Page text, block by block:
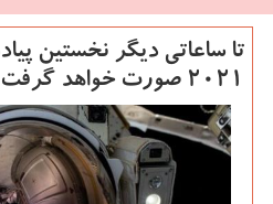
تا ساعاتی دیگر نخستین
2021 صورت خواهد گرفت